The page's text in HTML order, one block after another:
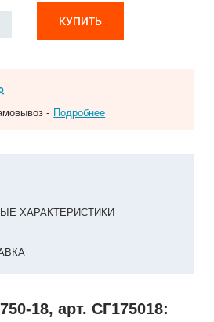
КУПИТЬ
- Подробнее
ХАРАКТЕРИСТИКИ
18, арт. СГ175018: